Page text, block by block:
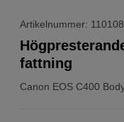
Artikelnummer:
Canon EOS C400
fattning